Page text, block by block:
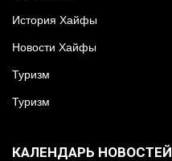
История Хайфы
Новости Хайфы
Туризм
Туризм
КАЛЕНДАРЬ НОВОСТЕЙ